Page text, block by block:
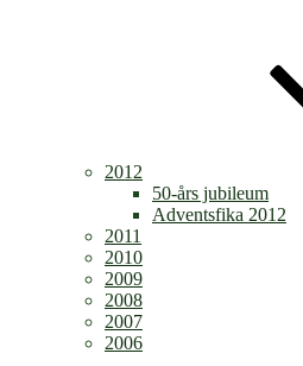
2012
50-års jubileum
Adventsfika 2012
2011
2010
2009
2008
2007
2006